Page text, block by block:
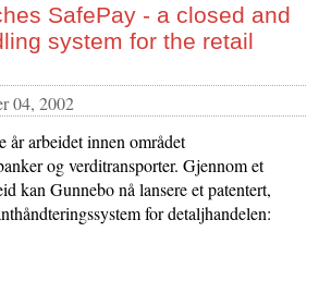
SafePay - a closed and
system for the retail
04, 2002
år arbeidet innen området
og verditransporter. Gjennom et
kan Gunnebo nå lansere et patentert,
for detaljhandelen: